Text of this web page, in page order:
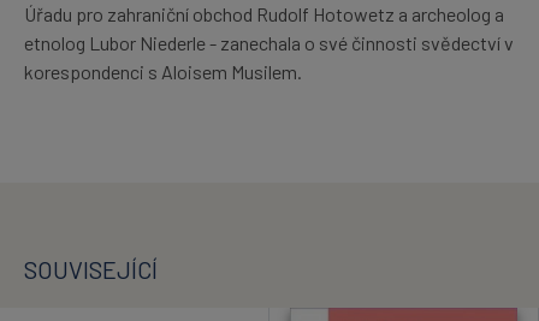
Úřadu pro zahraniční obchod Rudolf Hotowetz a archeolog a
etnolog Lubor Niederle - zanechala o své činnosti svědectví v
korespondenci s Aloisem Musilem.
SOUVISEJÍCÍ